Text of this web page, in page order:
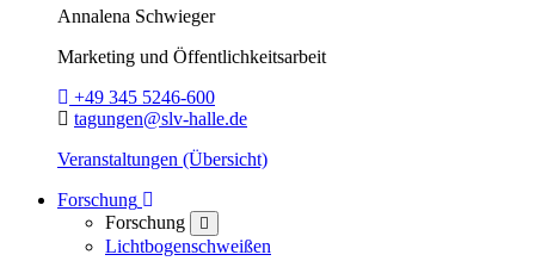
Annalena Schwieger
Marketing und Öffentlichkeitsarbeit
Telefon:
+49 345 5246-600
E-Mail:
tagungen@slv-halle.de
Veranstaltungen (Übersicht)
Forschung
Forschung
Lichtbogenschweißen